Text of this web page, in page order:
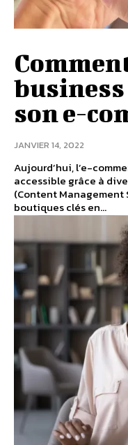
son e-
JANVIER 14, 2022
Aujourd’hui, l’e-
accessible grâce à
(Content Management
boutiques clés en...